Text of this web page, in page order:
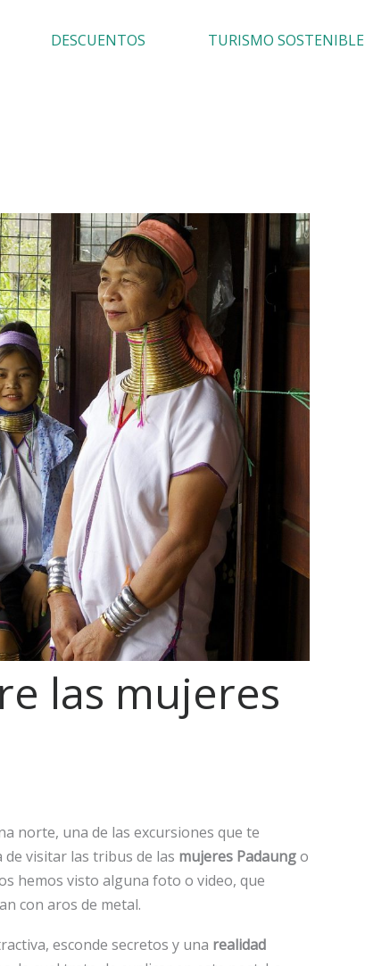
DESCUENTOS TURISMO SOSTENIBLE
las mujeres
norte, una de las excursiones que te
visitar las tribus de las mujeres Padaungo
hemos visto alguna foto o video, que
con aros de metal.
esconde secretos y una realidad